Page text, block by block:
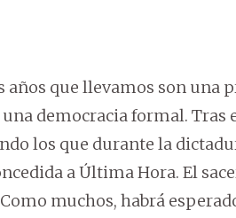
años que llevamos son una
democracia formal. Tras
los que durante la
a Última Hora. El
muchos, habrá